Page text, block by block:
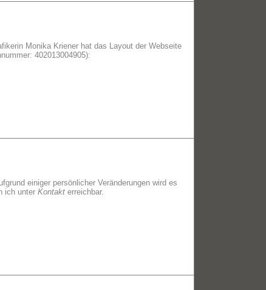
Monika Kriener hat das Layout der Webseite
402013004905):
einiger persönlicher Veränderungen wird es
ich unter Kontakt erreichbar.